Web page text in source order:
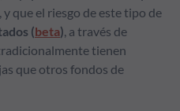
que el riesgo de este tipo de
(beta), a través de
tienen
que otros fondos de